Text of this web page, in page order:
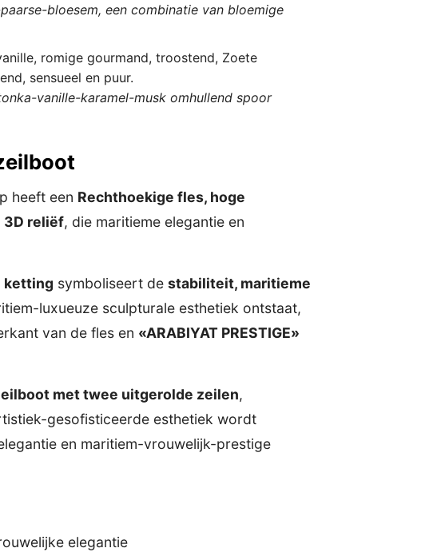
bloesem, een combinatie van bloemige
romige gourmand, troostend, Zoete
sensueel en puur.
vanille-karamel-musk omhullend spoor
heeft een Rechthoekige fles, hoge
3D reliëf, die maritieme elegantie en
ketting symboliseert de stabiliteit, maritieme
luxueuze sculpturale esthetiek ontstaat,
van de fles en «ARABIYAT PRESTIGE»
met twee uitgerolde zeilen,
gesofisticeerde esthetiek wordt
en maritiem-vrouwelijk-prestige
elegantie